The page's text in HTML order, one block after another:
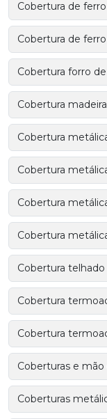
Cobertura de
Cobertura de
Cobertura forro
Cobertura
Cobertura
Cobertura
Cobertura
Cobertura
Cobertura
Cobertura
Cobertura
Coberturas e
Coberturas